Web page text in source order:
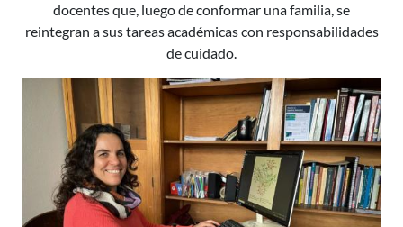
docentes que, luego de conformar una familia, se
reintegran a sus tareas académicas con responsabilidades
de cuidado.